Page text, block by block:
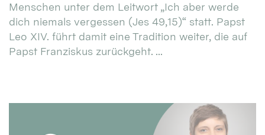
Menschen unter dem Leitwort „Ich aber werde
dich niemals vergessen (Jes 49,15)“ statt. Papst
Leo XIV. führt damit eine Tradition weiter, die auf
Papst Franziskus zurückgeht. ...